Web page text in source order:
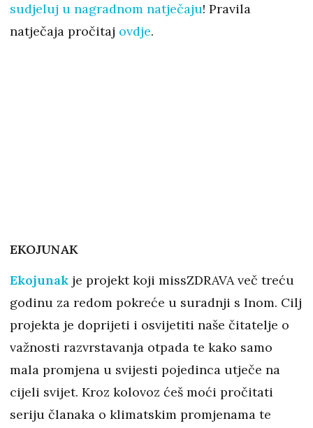
sudjeluj u nagradnom natječaju! Pravila
natječaja pročitaj ovdje.
EKOJUNAK
Ekojunak je projekt koji missZDRAVA več treću
godinu za redom pokreće u suradnji s Inom. Cilj
projekta je doprijeti i osvijetiti naše čitatelje o
važnosti razvrstavanja otpada te kako samo
mala promjena u svijesti pojedinca utječe na
cijeli svijet. Kroz kolovoz ćeš moći pročitati
seriju članaka o klimatskim promjenama te